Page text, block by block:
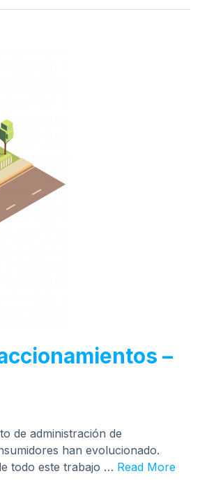
–
de administración de
han evolucionado.
todo este trabajo … Read More